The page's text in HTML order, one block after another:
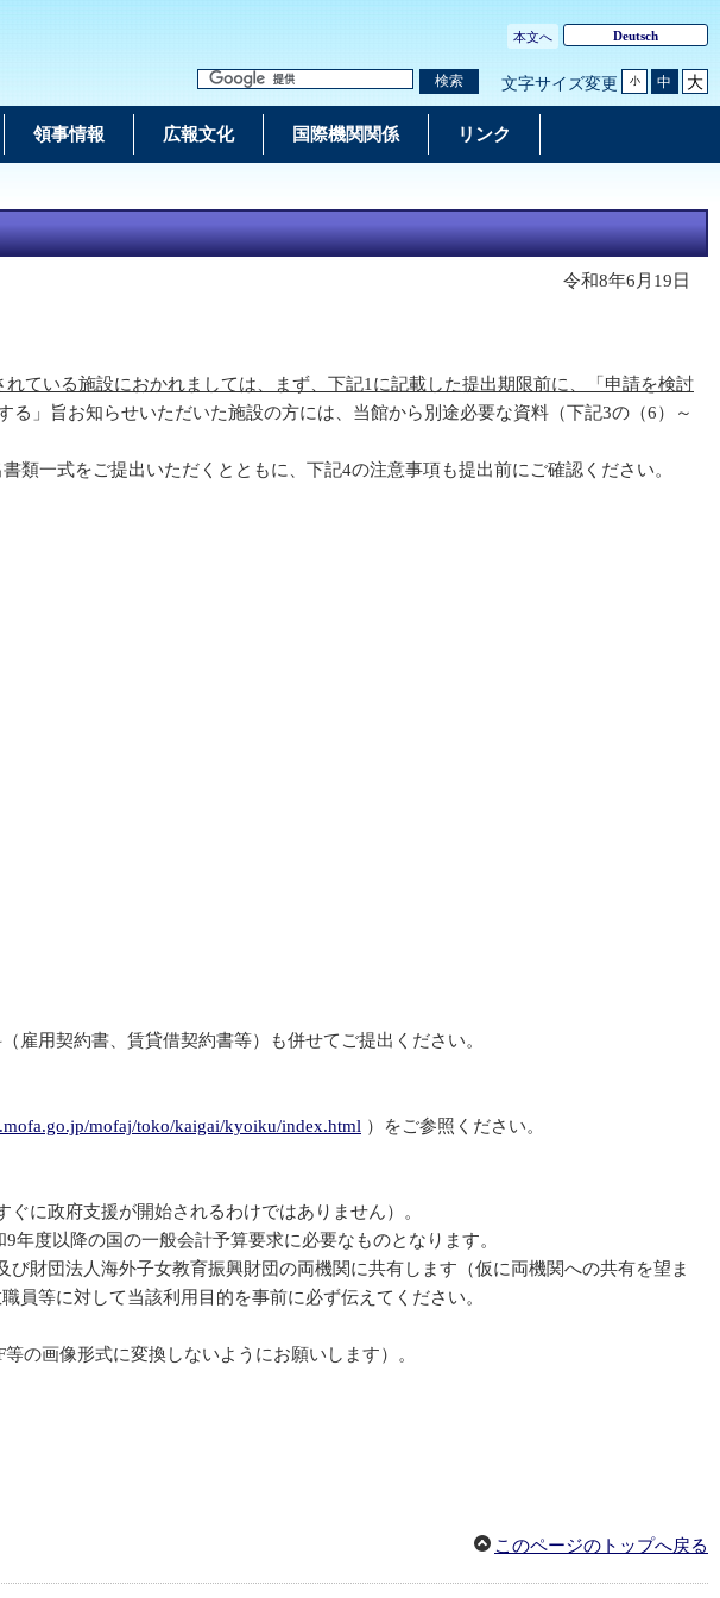
本文へ Deutsch
検索 文字サイズ変更 小 中 大
領事情報 広報文化 国際機関関係 リンク
令和8年6月19日
れている施設におかれましては、まず、下記1に記載した提出期限前に、「申請を検討
る」旨お知らせいただいた施設の方には、当館から別途必要な資料（下記3の（6）～
一式をご提出いただくとともに、下記4の注意事項も提出前にご確認ください。
用契約書、賃貸借契約書等）も併せてご提出ください。
mofaj/toko/kaigai/kyoiku/index.html ）をご参照ください。
に政府支援が開始されるわけではありません）。
年度以降の国の一般会計予算要求に必要なものとなります。
財団法人海外子女教育振興財団の両機関に共有します（仮に両機関への共有を望ま
員等に対して当該利用目的を事前に必ず伝えてください。
の画像形式に変換しないようにお願いします）。
このページのトップへ戻る